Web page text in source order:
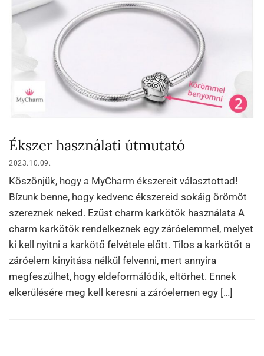
Ékszer használati útmutató
2023.10.09.
Köszönjük, hogy a MyCharm ékszereit választottad!
Bízunk benne, hogy kedvenc ékszereid sokáig örömöt
szereznek neked. Ezüst charm karkötők használata A
charm karkötők rendelkeznek egy záróelemmel, melyet
ki kell nyitni a karkötő felvétele előtt. Tilos a karkötőt a
záróelem kinyitása nélkül felvenni, mert annyira
megfeszülhet, hogy eldeformálódik, eltörhet. Ennek
elkerülésére meg kell keresni a záróelemen egy […]